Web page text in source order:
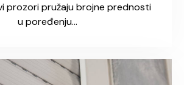
prozori pružaju brojne prednosti
u poređenju…